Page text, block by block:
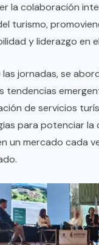
la colaboración
turismo,
y liderazgo en
jornadas, se
tendencias
de servicios
para potenciar la
un mercado cada